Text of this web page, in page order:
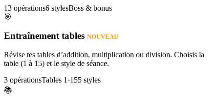
13 opérations6 stylesBoss & bonus
🎯
Entraînement tables NOUVEAU
Révise tes tables d’addition, multiplication ou division. Choisis la
table (1 à 15) et le style de séance.
3 opérationsTables 1-155 styles
📚